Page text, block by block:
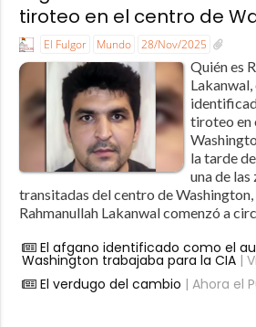
tiroteo en el centro de
El Fulgor Mundo 28/Nov/2025
Quién es
tiroteo en
la tarde
una de las
transitadas del centro de
Rahmanullah Lakanwal comenzó a
El afgano identificado como el
Washington trabajaba para la CIA|
El verdugo del cambio | Ahora el